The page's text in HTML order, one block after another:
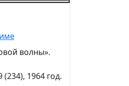
волны».
1964 год.